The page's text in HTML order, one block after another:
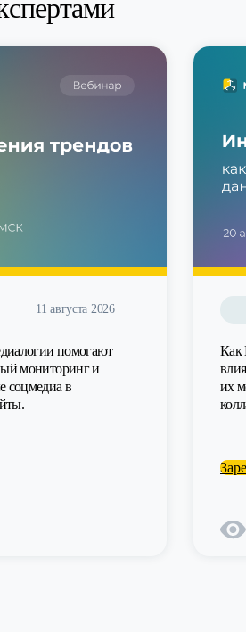
11 августа 2026
помогают
мониторинг и
соцмедиа в
Как
их